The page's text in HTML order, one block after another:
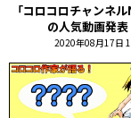
「コロコロチャンネ
の人気動画発
2020年08月17日